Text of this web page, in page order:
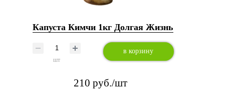
Капуста Кимчи 1кг Долгая Жизнь
шт
в корзину
210 руб./шт